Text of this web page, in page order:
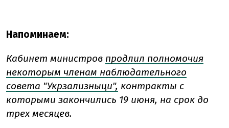
Напоминаем:
Кабинет министров продлил полномочия
некоторым членам наблюдательного
совета "Укрзализныци", контракты с
которыми закончились 19 июня, на срок до
трех месяцев.